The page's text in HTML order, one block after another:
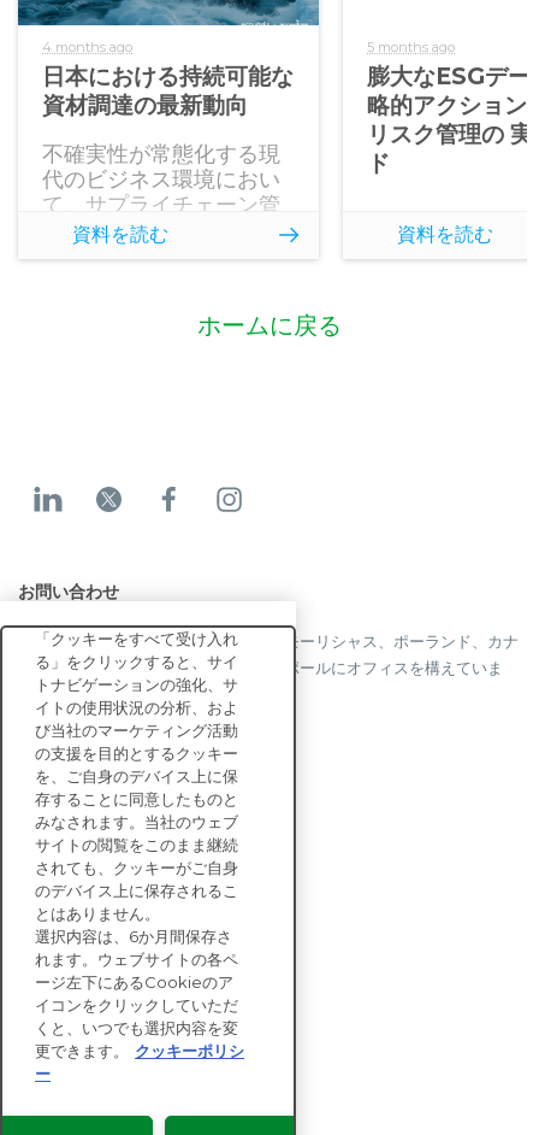
4 months ago
日本における持続可能な
資材調達の最新動向
不確実性が常態化する現
代のビジネス環境におい
て、サプライチェーン管
理は企業のレジリエンス
を左右する最重要課題と
チュアが共同で実施した
地」と「未来への展望」
を浮き彫りにします。
資料を読む
5 months ago
膨大なESGデー
略的アクション
リスク管理の
ド
資料を読む
ホームに戻る
お問い合わせ
当社はフランス、米国、英国、香港、モーリシャス、ポーランド、カナ
ダ、ドイツ、日本、スペイン、シンガポールにオフィスを構えていま
す。
お問い合わせ
エンタープライズ向け
ソリューション
サステナビリティ
評価
リソース
企業情報
Copyright © EcoVadis
「クッキーをすべて受け入れ
る」をクリックすると、サイ
トナビゲーションの強化、サ
イトの使用状況の分析、およ
び当社のマーケティング活動
の支援を目的とするクッキー
を、ご自身のデバイス上に保
存することに同意したものと
みなされます。当社のウェブ
サイトの閲覧をこのまま継続
されても、クッキーがご自身
のデバイス上に保存されるこ
とはありません。
選択内容は、6か月間保存さ
れます。ウェブサイトの各ペ
ージ左下にあるCookieのア
イコンをクリックしていただ
くと、いつでも選択内容を変
更できます。
クッキーポリシ
ー